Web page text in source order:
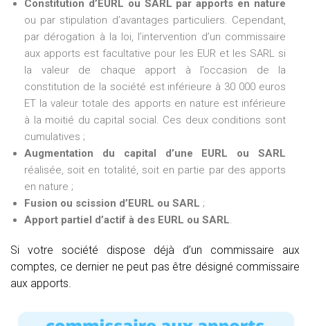
Constitution d’EURL ou SARL par apports en nature
ou par stipulation d’avantages particuliers. Cependant,
par dérogation à la loi, l’intervention d’un commissaire
aux apports est facultative pour les EUR et les SARL si
la valeur de chaque apport à l’occasion de la
constitution de la société est inférieure à 30 000 euros
ET la valeur totale des apports en nature est inférieure
à la moitié du capital social. Ces deux conditions sont
cumulatives ;
Augmentation du capital d’une EURL ou SARL
réalisée, soit en totalité, soit en partie par des apports
en nature ;
Fusion ou scission d’EURL ou SARL ;
Apport partiel d’actif à des EURL ou SARL.
Si votre société dispose déjà d’un commissaire aux
comptes, ce dernier ne peut pas être désigné commissaire
aux apports.